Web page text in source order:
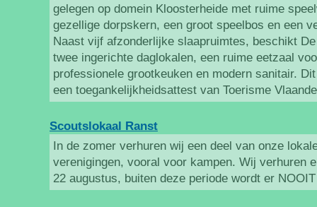
gelegen op domein Kloosterheide met ruime
gezellige dorpskern, een groot speelbos en een
Naast vijf afzonderlijke slaapruimtes, beschikt
twee ingerichte daglokalen, een ruime eetzaal
professionele grootkeuken en modern sanitair.
een toegankelijkheidsattest van Toerisme
Scoutslokaal Ranst
In de zomer verhuren wij een deel van onze
verenigingen, vooral voor kampen. Wij verhuren
22 augustus, buiten deze periode wordt er